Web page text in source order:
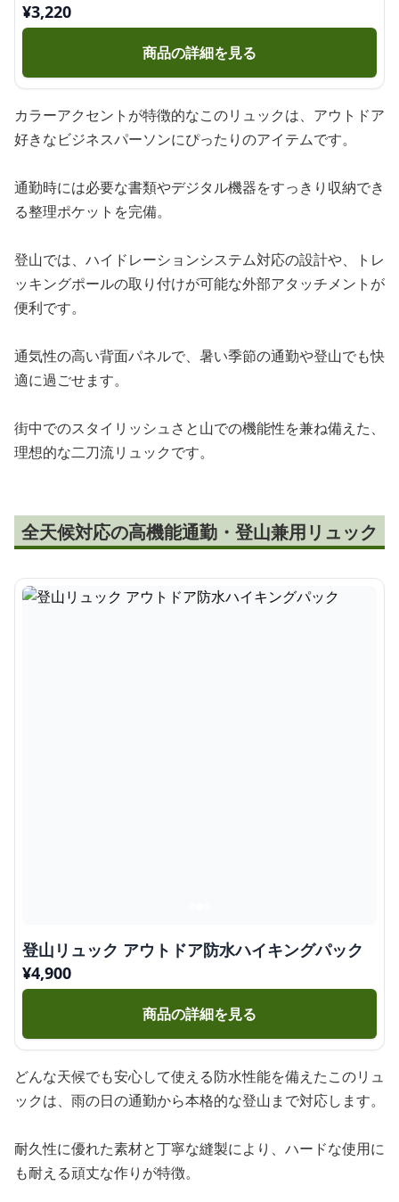
¥3,220
商品の詳細を見る
カラーアクセントが特徴的なこのリュックは、アウトドア
好きなビジネスパーソンにぴったりのアイテムです。
通勤時には必要な書類やデジタル機器をすっきり収納でき
る整理ポケットを完備。
登山では、ハイドレーションシステム対応の設計や、トレ
ッキングポールの取り付けが可能な外部アタッチメントが
便利です。
通気性の高い背面パネルで、暑い季節の通勤や登山でも快
適に過ごせます。
街中でのスタイリッシュさと山での機能性を兼ね備えた、
理想的な二刀流リュックです。
全天候対応の高機能通勤・登山兼用リュック
登山リュック アウトドア防水ハイキングパック
¥4,900
商品の詳細を見る
どんな天候でも安心して使える防水性能を備えたこのリュ
ックは、雨の日の通勤から本格的な登山まで対応します。
耐久性に優れた素材と丁寧な縫製により、ハードな使用に
も耐える頑丈な作りが特徴。